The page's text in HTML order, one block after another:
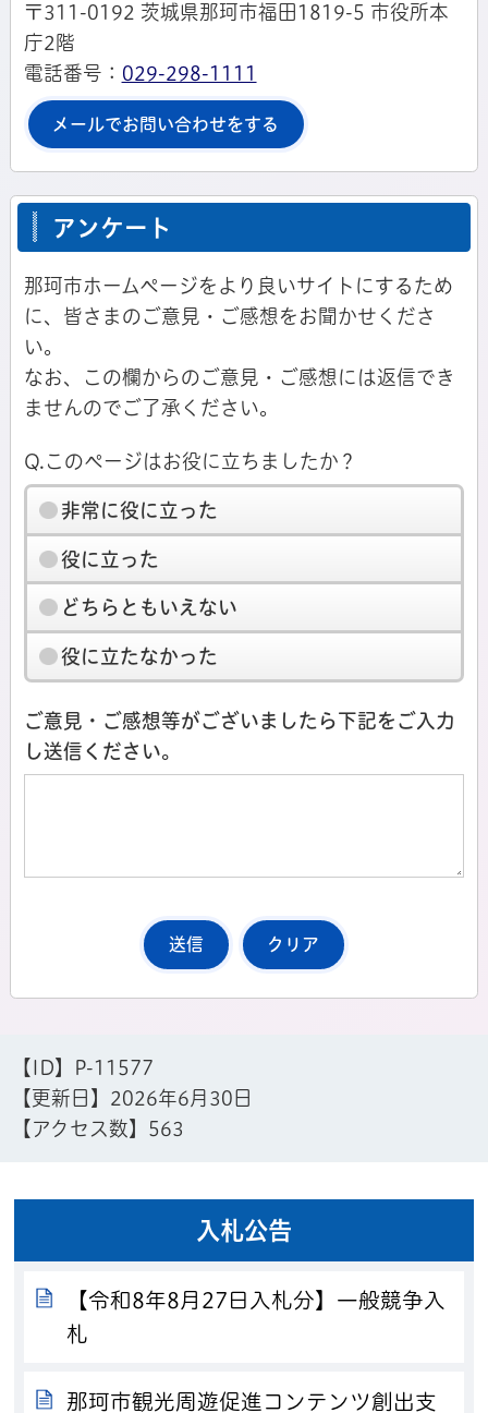
〒311-0192 茨城県那珂市福田1819-5 市役所本
庁2階
電話番号： 029-298-1111
メールでお問い合わせをする
アンケート
那珂市ホームページをより良いサイトにするため
に、皆さまのご意見・ご感想をお聞かせくださ
い。
なお、この欄からのご意見・ご感想には返信でき
ませんのでご了承ください。
Q.このページはお役に立ちましたか？
非常に役に立った
役に立った
どちらともいえない
役に立たなかった
ご意見・ご感想等がございましたら下記をご入力
し送信ください。
【ID】
P-11577
【更新日】 2026年6月30日
【アクセス数】
563
入札公告
【令和8年8月27日入札分】一般競争入
札
那珂市観光周遊促進コンテンツ創出支